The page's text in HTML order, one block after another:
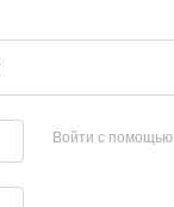
Войти с помощью